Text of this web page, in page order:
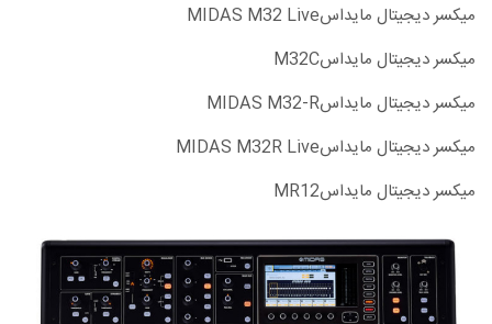
میکسر دیجیتال مایداسMIDAS M32 Live
میکسر دیجیتال مایداسM32C
میکسر دیجیتال مایداسMIDAS M32-R
میکسر دیجیتال مایداسMIDAS M32R Live
میکسر دیجیتال مایداسMR12